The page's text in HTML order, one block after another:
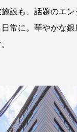
設も、話題のエ
日常に。華やかな